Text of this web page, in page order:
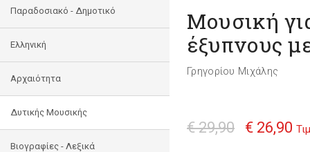
Παραδοσιακό - Δημοτικό
Ελληνική
Αρχαιότητα
Δυτικής Μουσικής
Βιογραφίες - Λεξικά
Μουσική
έξυπνους
Γρηγορίου Μιχάλης
€ 29,90 € 26,90